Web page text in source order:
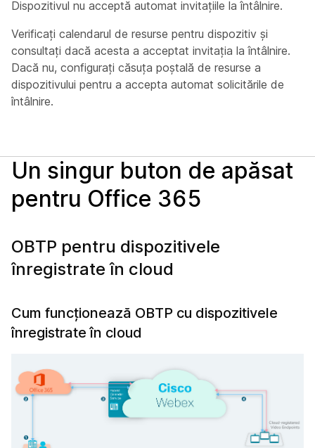
Dispozitivul nu acceptă automat invitațiile la întâlnire.
Verificați calendarul de resurse pentru dispozitiv și
consultați dacă acesta a acceptat invitația la întâlnire.
Dacă nu, configurați căsuța poștală de resurse a
dispozitivului pentru a accepta automat solicitările de
întâlnire.
Un singur buton de apăsat
pentru Office 365
OBTP pentru dispozitivele
înregistrate în cloud
Cum funcționează OBTP cu dispozitivele
înregistrate în cloud